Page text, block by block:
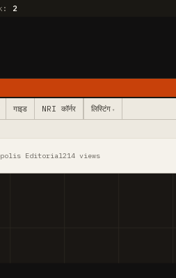
2
गाइड NRI कॉर्नर लिस्टिंग ▾
Editorial214 views